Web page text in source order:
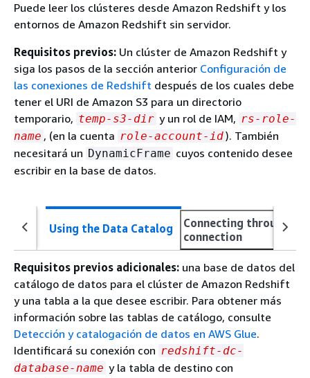
Puede leer los clústeres desde Amazon Redshift y los
entornos de Amazon Redshift sin servidor.
Requisitos previos: Un clúster de Amazon Redshift y
siga los pasos de la sección anterior Configuración de
las conexiones de Redshift después de los cuales debe
tener el URI de Amazon S3 para un directorio
temporario, temp-s3-dir y un rol de IAM, rs-role-
name , (en la cuenta role-account-id). También
necesitará un DynamicFrame cuyos contenido desee
escribir en la base de datos.
Using the Data Catalog
Connecting through a
connection
Requisitos previos adicionales: una base de datos del
catálogo de datos para el clúster de Amazon Redshift
y una tabla a la que desee escribir. Para obtener más
información sobre las tablas de catálogo, consulte
Detección y catalogación de datos en AWS Glue.
Identificará su conexión con redshift-dc-
database-name y la tabla de destino con